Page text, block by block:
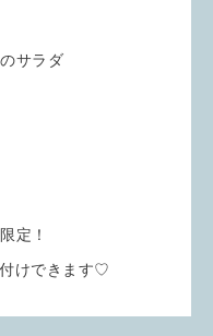
サラダ
定！
けできます♡